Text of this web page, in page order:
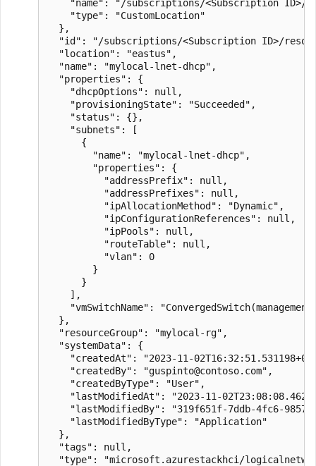
"name": "/subscriptions/<Subscription ID>/
    "type": "CustomLocation"
  },
"id": "/subscriptions/<Subscription ID>/
  "location": "eastus",
  "name": "mylocal-lnet-dhcp",
  "properties": {
    "dhcpOptions": null,
    "provisioningState": "Succeeded",
    "status": {},
    "subnets": [
      {
        "name": "mylocal-lnet-dhcp",
        "properties": {
          "addressPrefix": null,
          "addressPrefixes": null,
          "ipAllocationMethod": "Dynamic",
          "ipConfigurationReferences": null,
          "ipPools": null,
          "routeTable": null,
          "vlan": 0
        }
      }
    ],
"vmSwitchName":
  },
  "resourceGroup": "mylocal-rg",
  "systemData": {
"createdAt": "2023-11-
    "createdBy": "guspinto@contoso.com",
    "createdByType": "User",
"lastModifiedAt": "2023-11-
"lastModifiedBy": "319f651f-7ddb-4fc6-9857-
    "lastModifiedByType": "Application"
  },
  "tags": null,
"type": "microsoft.azurestackhci/